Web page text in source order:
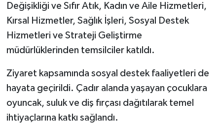
Değişikliği ve Sıfır Atık, Kadın ve Aile Hizmetleri,
Kırsal Hizmetler, Sağlık İşleri, Sosyal Destek
Hizmetleri ve Strateji Geliştirme
müdürlüklerinden temsilciler katıldı.
Ziyaret kapsamında sosyal destek faaliyetleri de
hayata geçirildi. Çadır alanda yaşayan çocuklara
oyuncak, suluk ve diş fırçası dağıtılarak temel
ihtiyaçlarına katkı sağlandı.